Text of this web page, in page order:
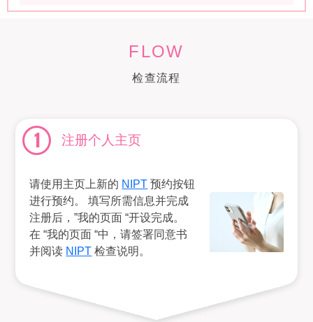
FLOW
检查流程
1 注册个人主页
请使用主页上新的 NIPT 预约按钮
进行预约。 填写所需信息并完成
注册后，”我的页面 “开设完成。
在 “我的页面 “中，请签署同意书
并阅读 NIPT 检查说明。